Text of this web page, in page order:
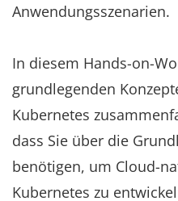
Anwendungsszenarien.
In diesem Hands-on-
grundlegenden
Kubernetes
dass Sie über die
benötigen, um Cloud-
Kubernetes zu